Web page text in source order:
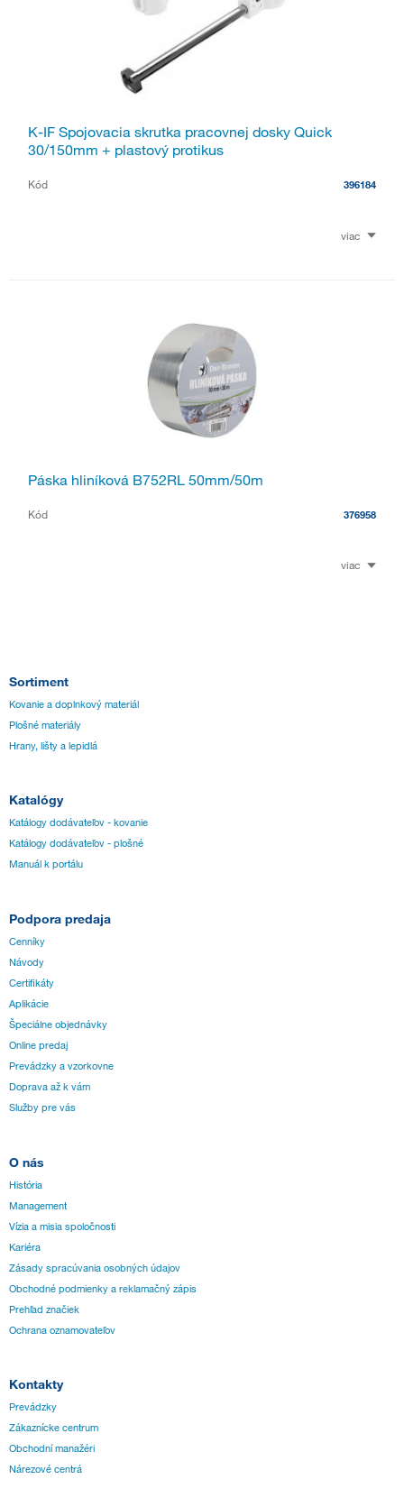
K-IF Spojovacia skrutka pracovnej dosky Quick
30/150mm + plastový protikus
Kód 396184
viac
Páska hliníková B752RL 50mm/50m
Kód 376958
viac
Sortiment
Kovanie a doplnkový materiál
Plošné materiály
Hrany, lišty a lepidlá
Katalógy
Katálogy dodávateľov - kovanie
Katálogy dodávateľov - plošné
Manuál k portálu
Podpora predaja
Cenníky
Návody
Certifikáty
Aplikácie
Špeciálne objednávky
Online predaj
Prevádzky a vzorkovne
Doprava až k vám
Služby pre vás
O nás
História
Management
Vízia a misia spoločnosti
Kariéra
Zásady spracúvania osobných údajov
Obchodné podmienky a reklamačný zápis
Prehľad značiek
Ochrana oznamovateľov
Kontakty
Prevádzky
Zákaznícke centrum
Obchodní manažéri
Nárezové centrá